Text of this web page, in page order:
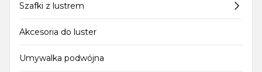
Szafki z lustrem
Akcesoria do luster
Umywalka podwójna